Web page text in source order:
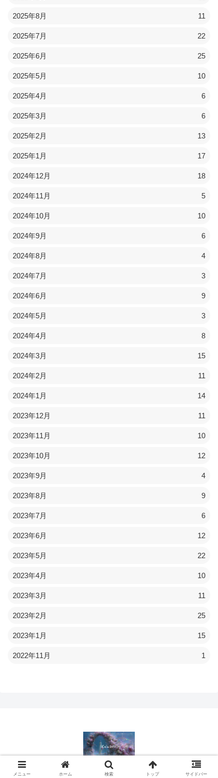
2025年8月 11
2025年7月 22
2025年6月 25
2025年5月 10
2025年4月 6
2025年3月 6
2025年2月 13
2025年1月 17
2024年12月 18
2024年11月 5
2024年10月 10
2024年9月 6
2024年8月 4
2024年7月 3
2024年6月 9
2024年5月 3
2024年4月 8
2024年3月 15
2024年2月 11
2024年1月 14
2023年12月 11
2023年11月 10
2023年10月 12
2023年9月 4
2023年8月 9
2023年7月 6
2023年6月 12
2023年5月 22
2023年4月 10
2023年3月 11
2023年2月 25
2023年1月 15
2022年11月 1
© 2022 Calmlife.
メニュー ホーム 検索 トップ サイドバー